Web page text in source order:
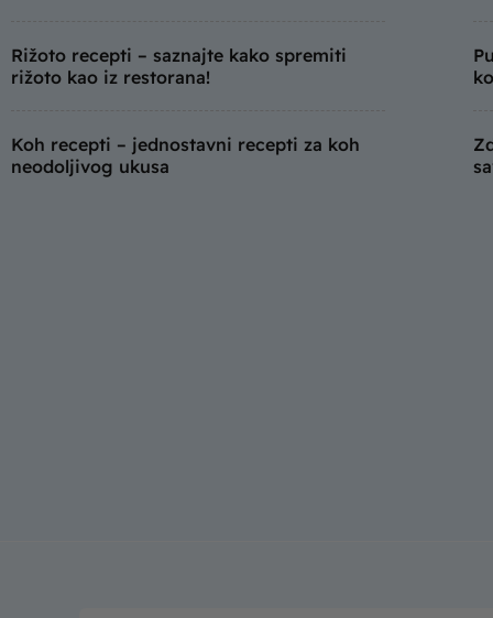
Rižoto recepti – saznajte kako spremiti
rižoto kao iz restorana!
Koh recepti – jednostavni recepti za koh
neodoljivog ukusa